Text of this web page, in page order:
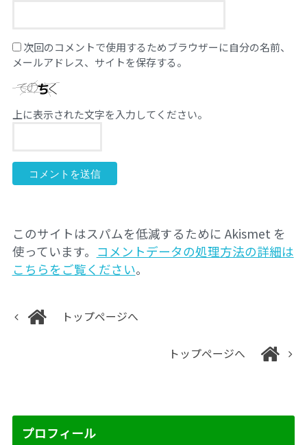
次回のコメントで使用するためブラウザーに自分の名前、
メールアドレス、サイトを保存する。
上に表示された文字を入力してください。
このサイトはスパムを低減するために Akismet を
使っています。 コメントデータの処理方法の詳細は
こちらをご覧ください。
トップページへ
トップページへ
プロフィール